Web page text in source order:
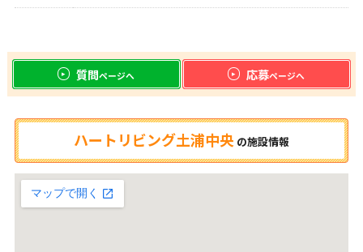
質問ページへ 応募ページへ
ハートリビング土浦中央 の施設情報